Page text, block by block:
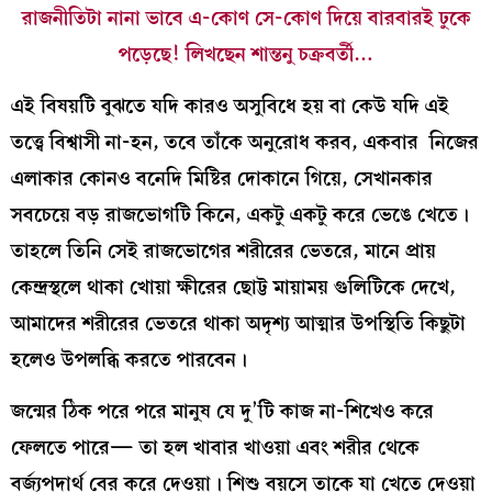
রাজনীতিটা নানা ভাবে এ-কোণ সে-কোণ দিয়ে বারবারই ঢুকে
পড়েছে! লিখছেন শান্তনু চক্রবর্তী…
এই বিষয়টি বুঝতে যদি কারও অসুবিধে হয় বা কেউ যদি এই
তত্ত্বে বিশ্বাসী না-হন, তবে তাঁকে অনুরোধ করব, একবার নিজের
এলাকার কোনও বনেদি মিষ্টির দোকানে গিয়ে, সেখানকার
সবচেয়ে বড় রাজভোগটি কিনে, একটু একটু করে ভেঙে খেতে।
তাহলে তিনি সেই রাজভোগের শরীরের ভেতরে, মানে প্রায়
কেন্দ্রস্থলে থাকা খোয়া ক্ষীরের ছোট্ট মায়াময় গুলিটিকে দেখে,
আমাদের শরীরের ভেতরে থাকা অদৃশ্য আত্মার উপস্থিতি কিছুটা
হলেও উপলব্ধি করতে পারবেন।
জন্মের ঠিক পরে পরে মানুষ যে দু’টি কাজ না-শিখেও করে
ফেলতে পারে— তা হল খাবার খাওয়া এবং শরীর থেকে
বর্জ্যপদার্থ বের করে দেওয়া। শিশু বয়সে তাকে যা খেতে দেওয়া